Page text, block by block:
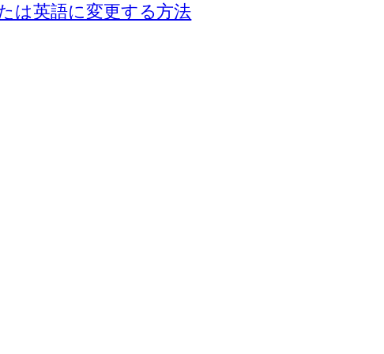
は英語に変更する方法